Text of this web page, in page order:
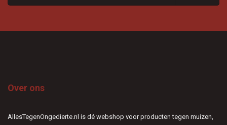
Over ons
AllesTegenOngedierte.nl is dé webshop voor producten tegen muizen,